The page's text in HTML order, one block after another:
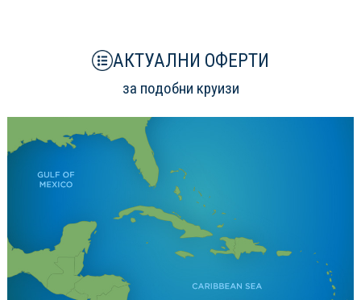
АКТУАЛНИ ОФЕРТИ
за подобни круизи